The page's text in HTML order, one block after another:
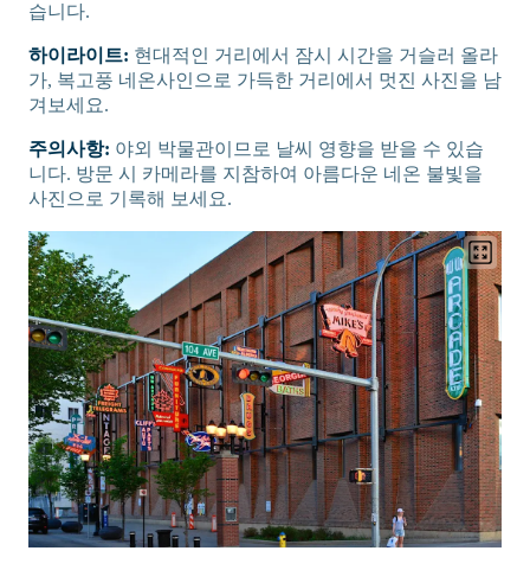
습니다.
하이라이트: 현대적인 거리에서 잠시 시간을 거슬러 올라
가, 복고풍 네온사인으로 가득한 거리에서 멋진 사진을 남
겨보세요.
주의사항: 야외 박물관이므로 날씨 영향을 받을 수 있습
니다. 방문 시 카메라를 지참하여 아름다운 네온 불빛을
사진으로 기록해 보세요.